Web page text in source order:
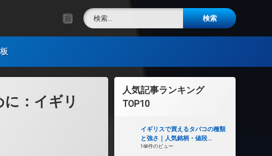
RSS検索:
：イギリ
人気記事ランキング
TOP10
イギリスで買えるタバコの種類
と強さ｜人気銘柄・値段...
168件のビュー